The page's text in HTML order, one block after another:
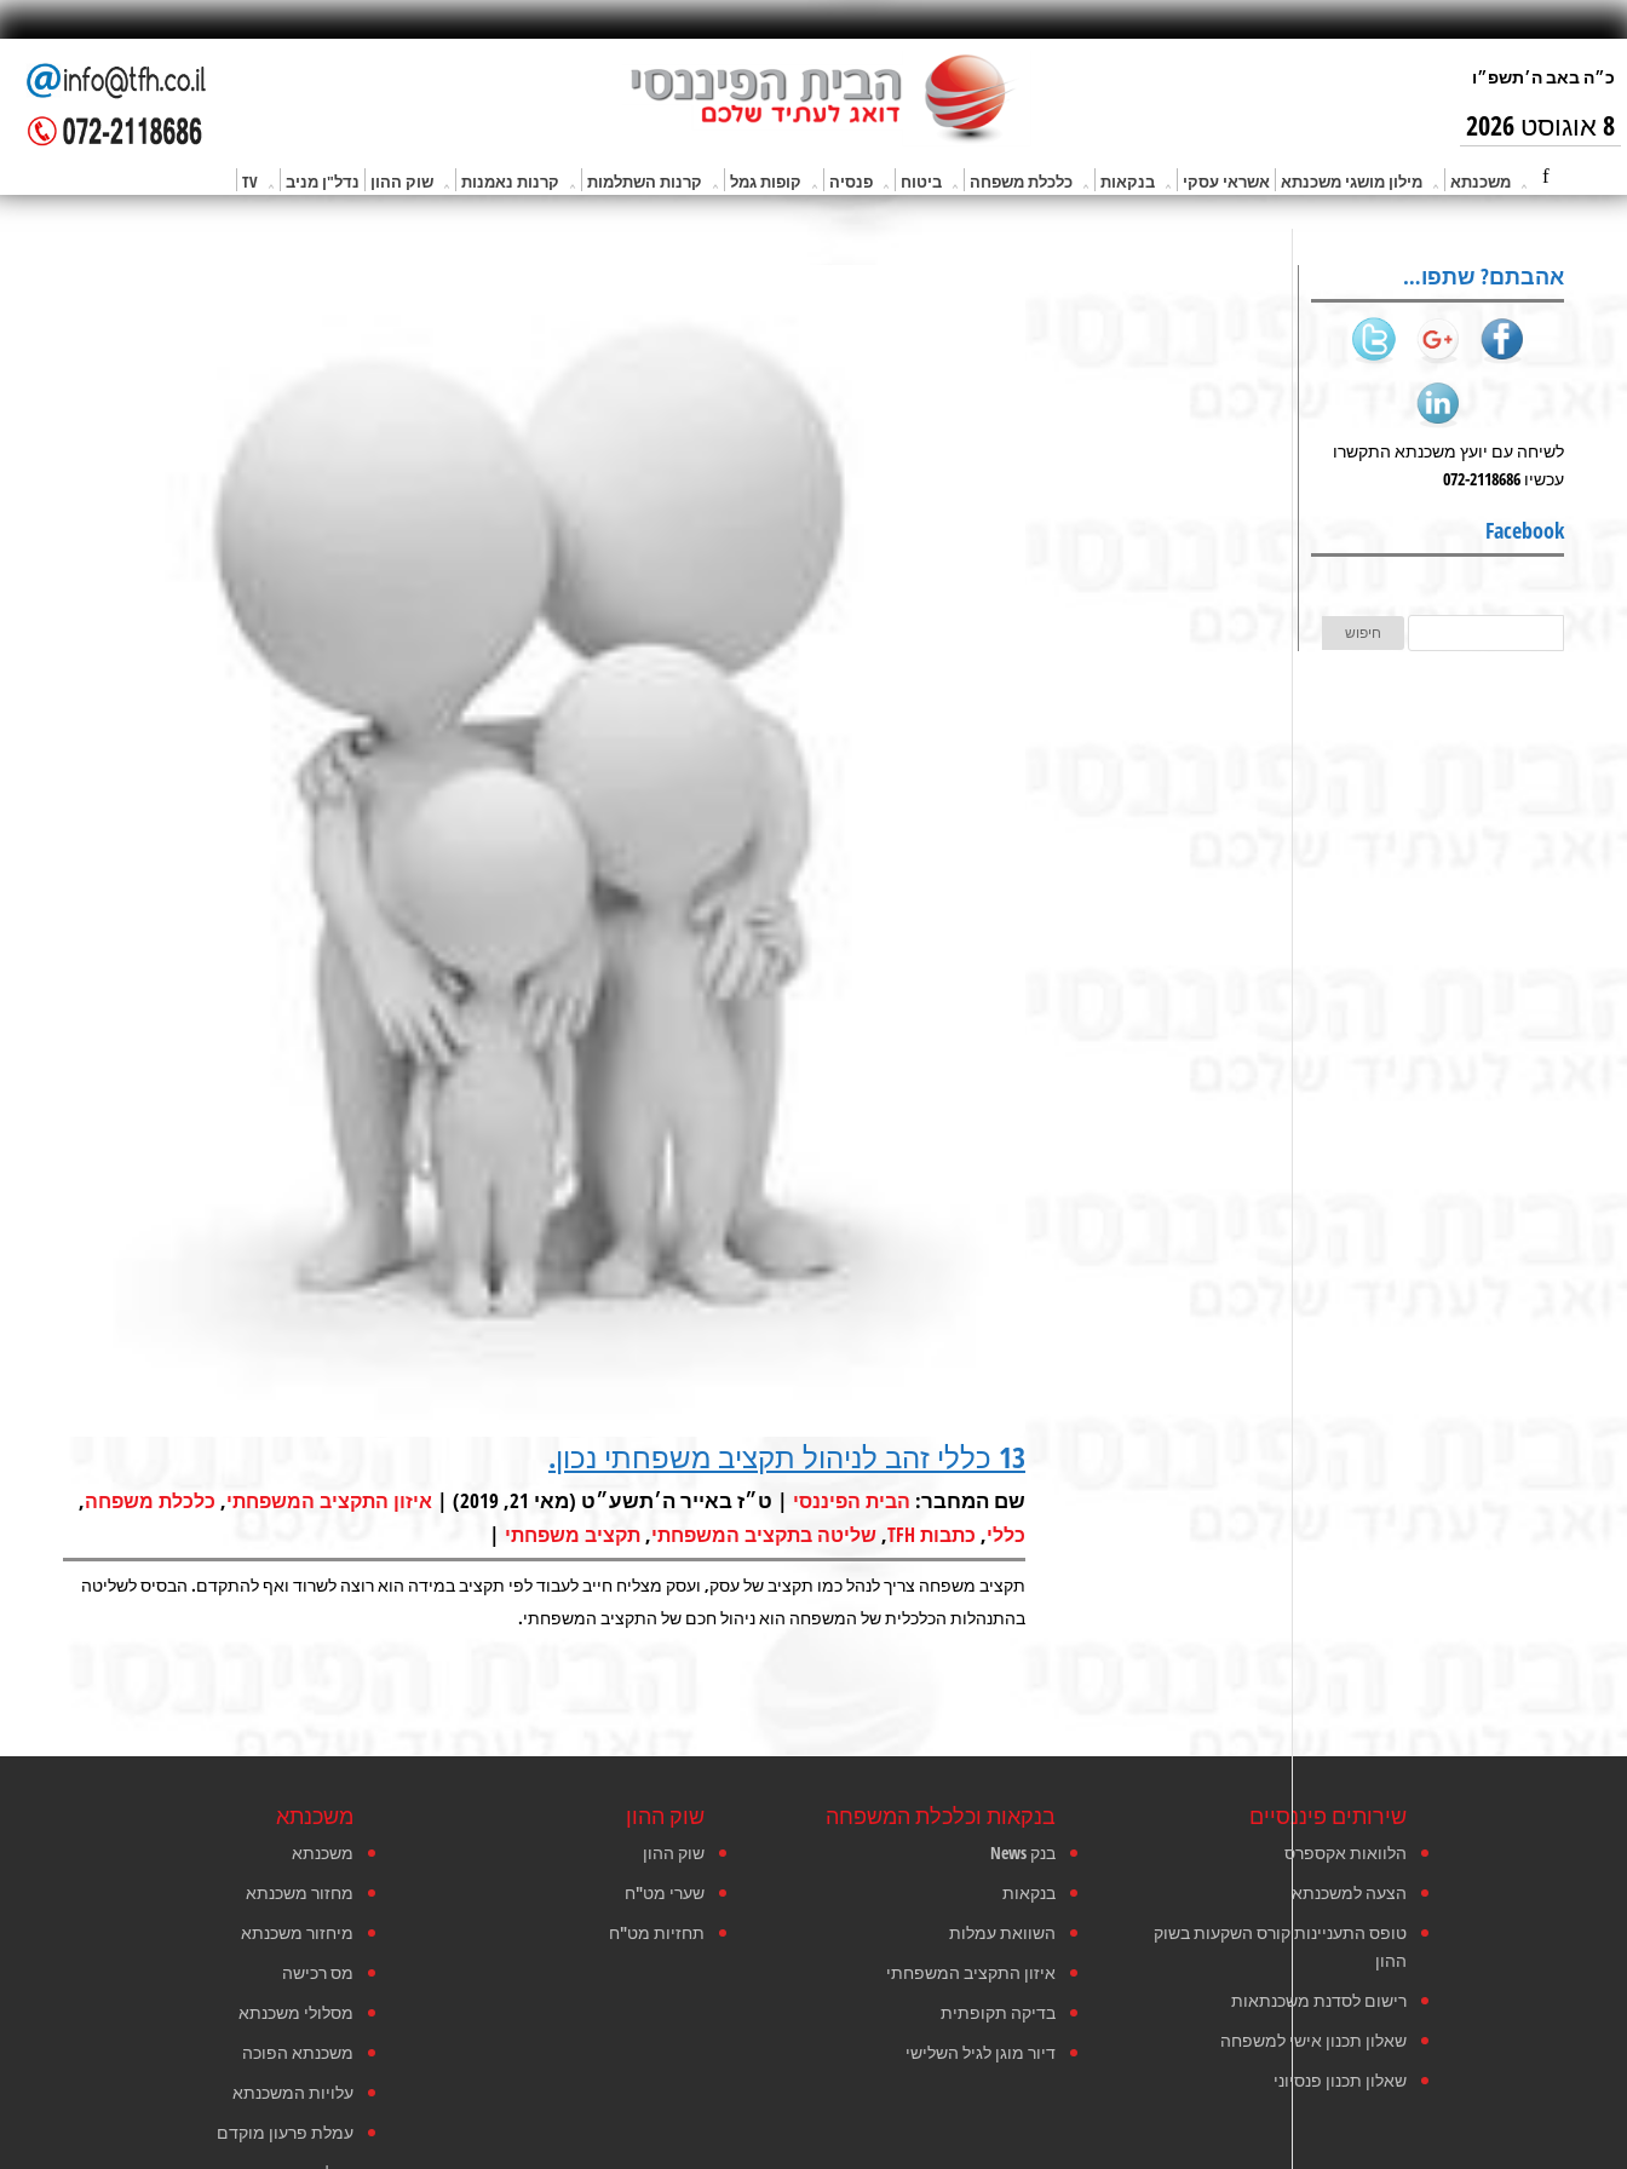
8 אוגוסט 2026
משכנתא מילון מושגי משכנתא אשראי עסקי בנקאות כלכלת משפחה ביטוח פנסיה קופות גמל קרנות השתלמות קרנות נאמנות שוק ההון נדל"ן מניב TV
13 כללי זהב לניהול תקציב משפחתי נכון.
שם המחבר: הבית הפיננסי | ט״ז באייר ה׳תשע״ט (מאי 21, 2019) | איזון התקציב המשפחתי, כלכלת משפחה,
כללי, כתבות TFH , שליטה בתקציב המשפחתי, תקציב משפחתי |
תקציב משפחה צריך לנהל כמו תקציב של עסק, ועסק מצליח חייב לעבוד לפי תקציב במידה הוא רוצה לשרוד ואף להתקדם. הבסיס לשליטה
בהתנהלות הכלכלית של המשפחה הוא ניהול חכם של התקציב המשפחתי.
אהבתם? שתפו…
לשיחה עם יועץ משכנתא התקשרו
עכשיו 072-2118686
Facebook
משכנתא
משכנתא
מחזור משכנתא
מיחזור משכנתא
מס רכישה
מסלולי משכנתא
משכנתא הפוכה
עלויות המשכנתא
עמלת פרעון מוקדם
שוק ההון
שוק ההון
שערי מט"ח
תחזיות מט"ח
בנקאות וכלכלת המשפחה
בנק News
בנקאות
השוואת עמלות
איזון התקציב המשפחתי
בדיקה תקופתית
דיור מוגן לגיל השלישי
שירותים פיננסיים
הלוואות אקספרס
הצעה למשכנתא
טופס התעניינות קורס השקעות בשוק
ההון
רישום לסדנת משכנתאות
שאלון תכנון אישי למשפחה
שאלון תכנון פנסיוני